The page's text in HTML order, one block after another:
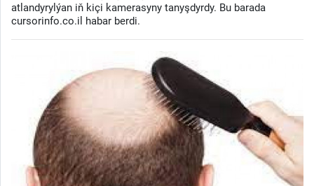
atlandyrylýan iň kiçi kamerasyny tanyşdyrdy. Bu barada
cursorinfo.co.il habar berdi.